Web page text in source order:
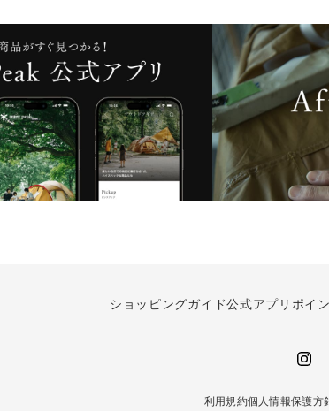
ショッピングガイド公式アプリ ポイ
利用規約個人情報保護方